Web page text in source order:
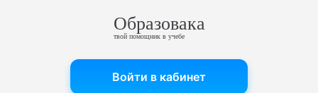
Образовака
твой помощник в учебе
Войти в кабинет